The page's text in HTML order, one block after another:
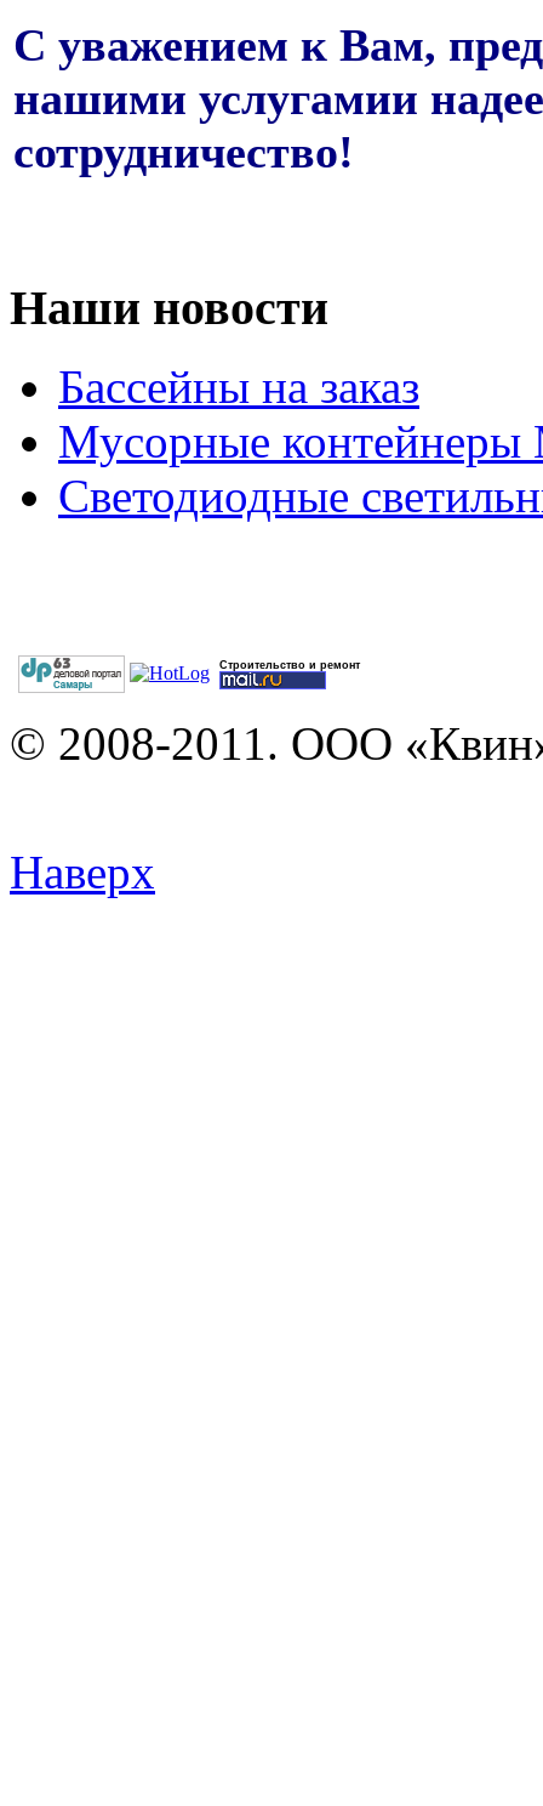
С уважением к Вам,
нашими услугамии
сотрудничество!
Наши новости
Бассейны на заказ
Мусорные контейнеры
Светодиодные
Строительство и ремонт
© 2008-2011. ООО
Наверх